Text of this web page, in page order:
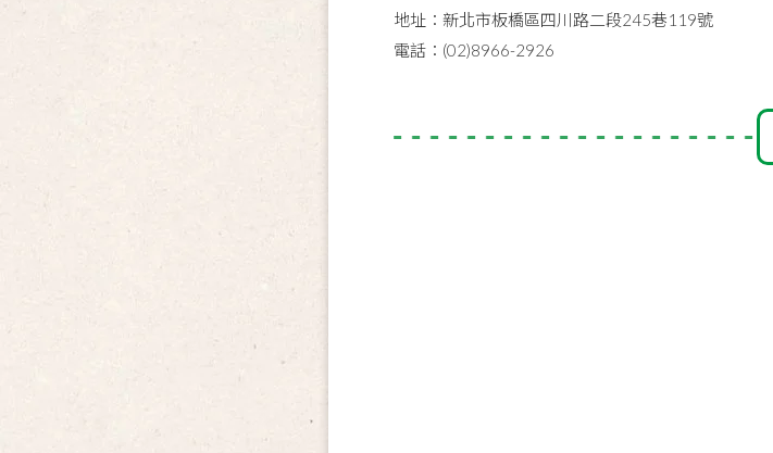
地址：新北市板橋區四川路二段245巷119號
電話：(02)8966-2926